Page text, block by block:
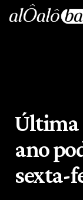
Última
ano
sexta-